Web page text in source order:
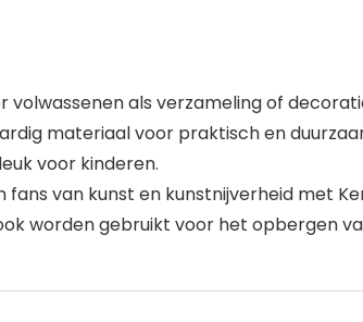
volwassenen als verzameling of
materiaal voor praktisch en
voor kinderen.
van kunst en kunstnijverheid met
worden gebruikt voor het opbergen